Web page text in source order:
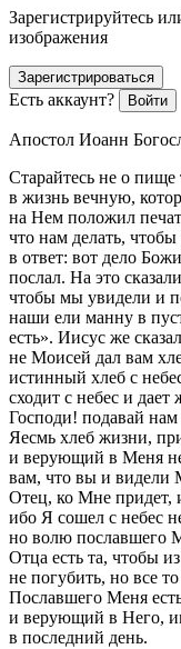
Зарегистрируйтесь
изображения
Зарегистрироваться
Есть аккаунт? Войти
Апостол Иоанн
Старайтесь не о
в жизнь вечную,
на Нем положил
что нам делать,
в ответ: вот дело
послал. На это
чтобы мы увидели и
наши ели манну в
есть». Иисус же
не Моисей дал вам
истинный хлеб с
сходит с небес и
Господи! подавай нам
Яесмь хлеб жизни,
и верующий в Меня не
вам, что вы и видели
Отец, ко Мне придет,
ибо Я сошел с небес
но волю пославшего
Отца есть та, чтобы
не погубить, но все
Пославшего Меня
и верующий в Него,
в последний день.